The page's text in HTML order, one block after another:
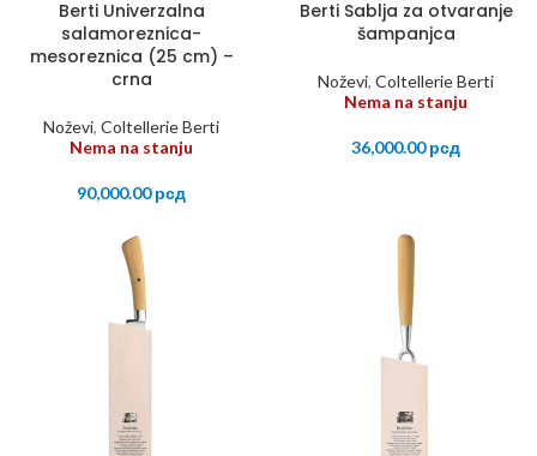
Berti Univerzalna
salamoreznica-
mesoreznica (25 cm) –
crna
Noževi, Coltellerie Berti
Nema na stanju
90,000.00рсд
Berti Sablja za otvaranje
šampanjca
Noževi, Coltellerie Berti
Nema na stanju
36,000.00рсд